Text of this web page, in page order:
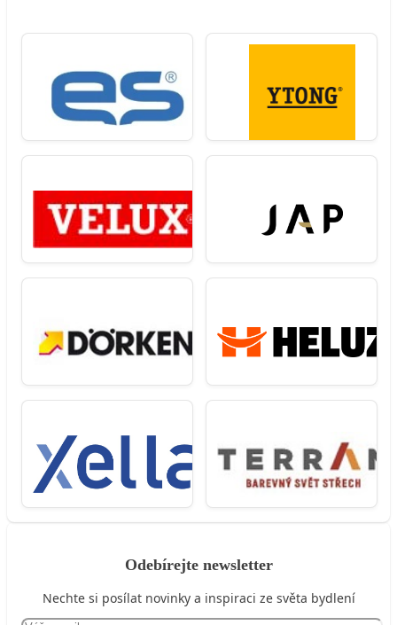
Odebírejte newsletter
Nechte si posílat novinky a inspiraci ze světa bydlení